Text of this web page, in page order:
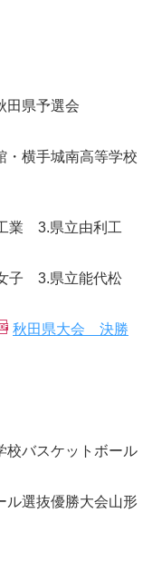
田県予選会
・横手城南高等学校
業 3.県立由利工
子 3.県立能代松
秋田県大会 決勝
バスケットボール
ル選抜優勝大会山形